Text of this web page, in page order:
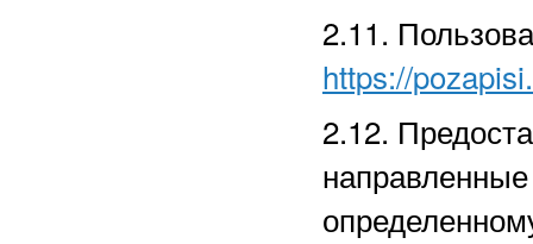
2.11.
https://
2.12.